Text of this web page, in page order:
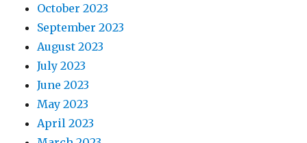
October 2023
September 2023
August 2023
July 2023
June 2023
May 2023
April 2023